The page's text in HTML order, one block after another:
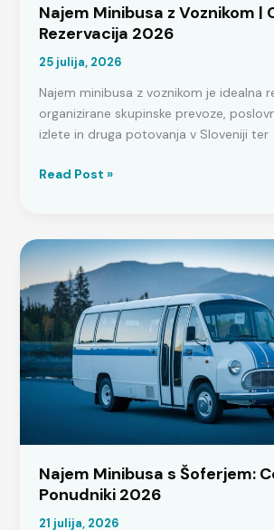
Najem Minibusa z Voznikom |
Rezervacija 2026
25 julija, 2026
Najem minibusa z voznikom je idealna
organizirane skupinske prevoze,
izlete in druga potovanja v Sloveniji ter
Najem
Voznikom
|
Cenik
Rezervacija
2026
Read Post »
Najem Minibusa s Šoferjem:
Ponudniki 2026
21 julija, 2026